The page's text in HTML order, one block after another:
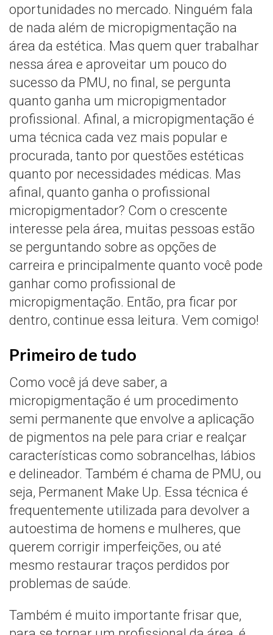
oportunidades no mercado. Ninguém fala
de nada além de micropigmentação na
área da estética. Mas quem quer trabalhar
nessa área e aproveitar um pouco do
sucesso da PMU, no final, se pergunta
quanto ganha um micropigmentador
profissional. Afinal, a micropigmentação é
uma técnica cada vez mais popular e
procurada, tanto por questões estéticas
quanto por necessidades médicas. Mas
afinal, quanto ganha o profissional
micropigmentador? Com o crescente
interesse pela área, muitas pessoas estão
se perguntando sobre as opções de
carreira e principalmente quanto você pode
ganhar como profissional de
micropigmentação. Então, pra ficar por
dentro, continue essa leitura. Vem comigo!
Primeiro de tudo
Como você já deve saber, a
micropigmentação é um procedimento
semi permanente que envolve a aplicação
de pigmentos na pele para criar e realçar
características como sobrancelhas, lábios
e delineador. Também é chama de PMU, ou
seja, Permanent Make Up. Essa técnica é
frequentemente utilizada para devolver a
autoestima de homens e mulheres, que
querem corrigir imperfeições, ou até
mesmo restaurar traços perdidos por
problemas de saúde.
Também é muito importante frisar que,